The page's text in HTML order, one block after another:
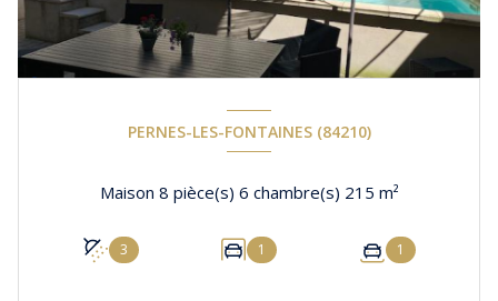
PERNES-LES-FONTAINES (84210)
Maison 8 pièce(s) 6 chambre(s) 215 m²
3 1 1